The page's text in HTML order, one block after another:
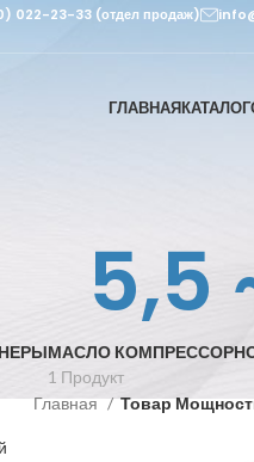
022-23-33 (отдел продаж)
ГЛАВНАЯКАТАЛОГ
5,5
МАСЛО
1 Продукт
Главная Товар